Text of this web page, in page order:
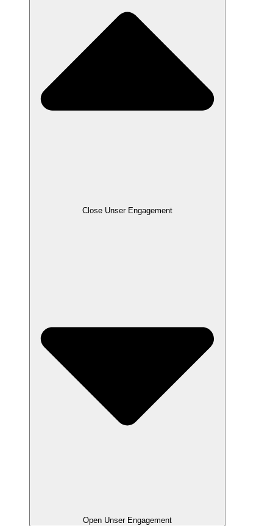
Close Unser Engagement
Open Unser Engagement